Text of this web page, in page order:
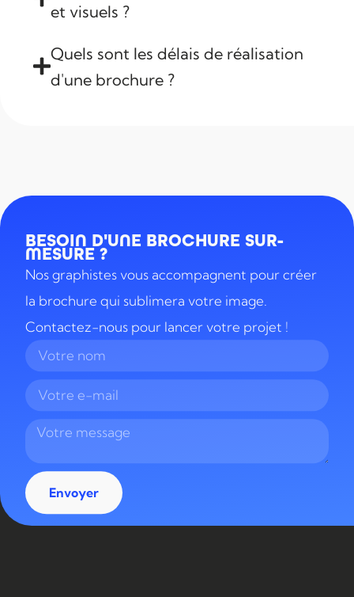
et visuels ?
Quels sont les délais de réalisation
d'une brochure ?
BESOIN D'UNE BROCHURE SUR-
MESURE ?
Nos graphistes vous accompagnent pour créer
la brochure qui sublimera votre image.
Contactez-nous pour lancer votre projet !
Envoyer